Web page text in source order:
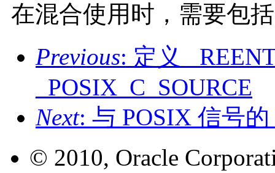
在混合使用时，需要包
Previous: 定义
_POSIX_C_SOURCE
Next: 与 POSIX 信号
© 2010, Oracle